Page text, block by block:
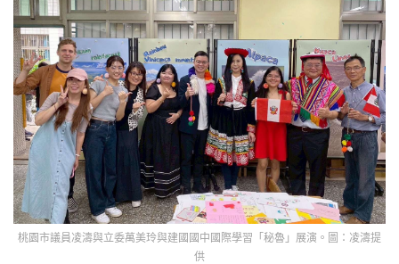
桃園市議員凌濤與立委萬美玲與建國國中國際學習「秘魯」展演。圖：凌濤提
供